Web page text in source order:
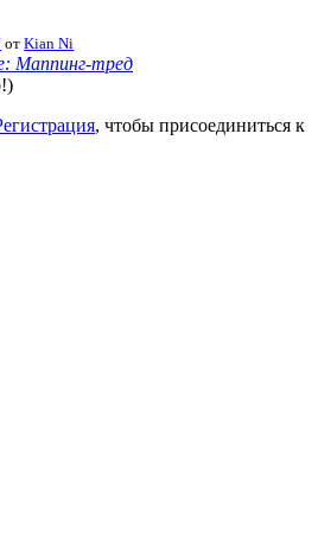
отKian Ni
Маппинг-тред
, чтобы присоединиться к